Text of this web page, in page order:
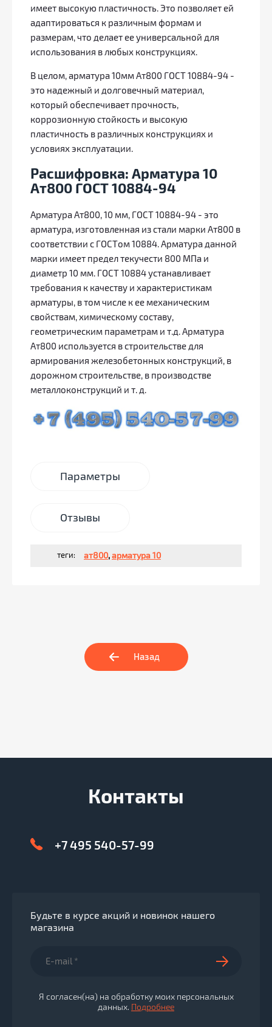
имеет высокую пластичность. Это позволяет ей
адаптироваться к различным формам и
размерам, что делает ее универсальной для
использования в любых конструкциях.
В целом, арматура 10мм Ат800 ГОСТ 10884-94 -
это надежный и долговечный материал,
который обеспечивает прочность,
коррозионную стойкость и высокую
пластичность в различных конструкциях и
условиях эксплуатации.
Расшифровка: Арматура 10
Ат800 ГОСТ 10884-94
Арматура Ат800, 10 мм, ГОСТ 10884-94 - это
арматура, изготовленная из стали марки Ат800 в
соответствии с ГОСТом 10884. Арматура данной
марки имеет предел текучести 800 МПа и
диаметр 10 мм. ГОСТ 10884 устанавливает
требования к качеству и характеристикам
арматуры, в том числе к ее механическим
свойствам, химическому составу,
геометрическим параметрам и т.д. Арматура
Ат800 используется в строительстве для
армирования железобетонных конструкций, в
дорожном строительстве, в производстве
металлоконструкций и т. д.
Параметры
Отзывы
теги: ат800,арматура 10
Назад
Контакты
+7 495 540-57-99
Будьте в курсе акций и новинок нашего
магазина
Я согласен(на) на обработку моих персональных
данных. Подробнее